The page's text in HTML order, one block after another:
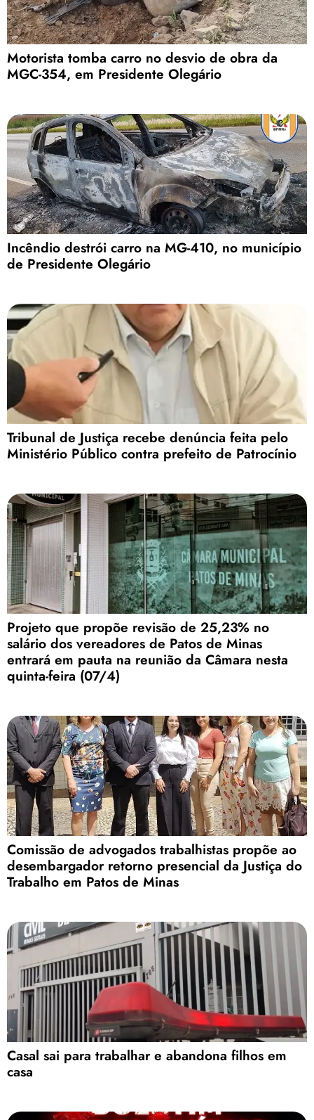
Motorista tomba carro no desvio de obra da
MGC-354, em Presidente Olegário
Incêndio destrói carro na MG-410, no município
de Presidente Olegário
Tribunal de Justiça recebe denúncia feita pelo
Ministério Público contra prefeito de Patrocínio
Projeto que propõe revisão de 25,23% no
salário dos vereadores de Patos de Minas
entrará em pauta na reunião da Câmara nesta
quinta-feira (07/4)
Comissão de advogados trabalhistas propõe ao
desembargador retorno presencial da Justiça do
Trabalho em Patos de Minas
Casal sai para trabalhar e abandona filhos em
casa